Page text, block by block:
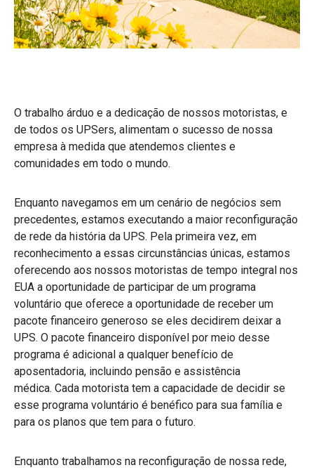
O trabalho árduo e a dedicação de nossos motoristas, e
de todos os UPSers, alimentam o sucesso de nossa
empresa à medida que atendemos clientes e
comunidades em todo o mundo.
Enquanto navegamos em um cenário de negócios sem
precedentes, estamos executando a maior reconfiguração
de rede da história da UPS. Pela primeira vez, em
reconhecimento a essas circunstâncias únicas, estamos
oferecendo aos nossos motoristas de tempo integral nos
EUA a oportunidade de participar de um programa
voluntário que oferece a oportunidade de receber um
pacote financeiro generoso se eles decidirem deixar a
UPS. O pacote financeiro disponível por meio desse
programa é adicional a qualquer benefício de
aposentadoria, incluindo pensão e assistência
médica. Cada motorista tem a capacidade de decidir se
esse programa voluntário é benéfico para sua família e
para os planos que tem para o futuro.
Enquanto trabalhamos na reconfiguração de nossa rede,